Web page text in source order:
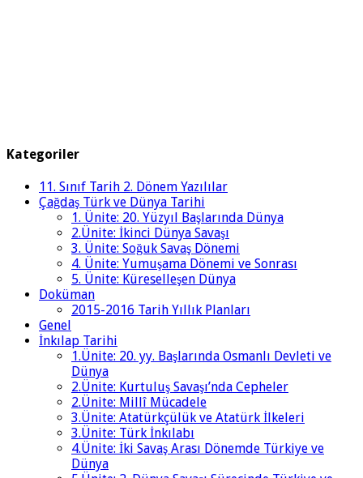
Kategoriler
11. Sınıf Tarih 2. Dönem Yazılılar
Çağdaş Türk ve Dünya Tarihi
1. Ünite: 20. Yüzyıl Başlarında Dünya
2.Ünite: İkinci Dünya Savaşı
3. Ünite: Soğuk Savaş Dönemi
4. Ünite: Yumuşama Dönemi ve Sonrası
5. Ünite: Küreselleşen Dünya
Doküman
2015-2016 Tarih Yıllık Planları
Genel
İnkılap Tarihi
1.Ünite: 20. yy. Başlarında Osmanlı Devleti ve
Dünya
2.Ünite: Kurtuluş Savaşı’nda Cepheler
2.Ünite: Millî Mücadele
3.Ünite: Atatürkçülük ve Atatürk İlkeleri
3.Ünite: Türk İnkılabı
4.Ünite: İki Savaş Arası Dönemde Türkiye ve
Dünya